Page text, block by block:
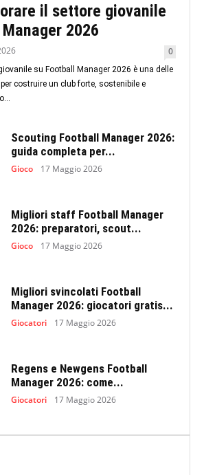
il settore giovanile
2026
0
su Football Manager 2026 è una delle
costruire un club forte, sostenibile e
Scouting Football Manager 2026:
guida completa per...
Gioco 17 Maggio 2026
Migliori staff Football Manager
2026: preparatori, scout...
Gioco 17 Maggio 2026
Migliori svincolati Football
Manager 2026: giocatori gratis...
Giocatori 17 Maggio 2026
Regens e Newgens Football
Manager 2026: come...
Giocatori 17 Maggio 2026